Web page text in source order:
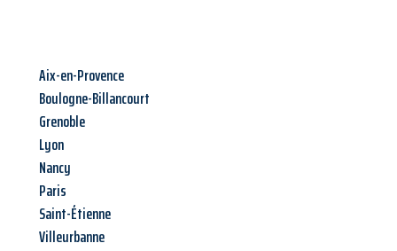
Aix-en-Provence
Boulogne-Billancourt
Grenoble
Lyon
Nancy
Paris
Saint-Étienne
Villeurbanne